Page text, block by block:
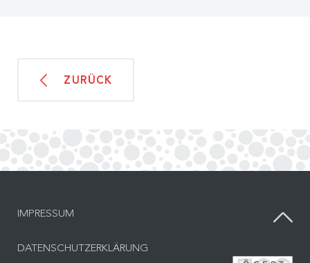
ZURÜCK
IMPRESSUM
DATENSCHUTZERKLÄRUNG